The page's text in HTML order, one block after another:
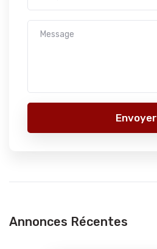
Envoyer
Annonces Récentes